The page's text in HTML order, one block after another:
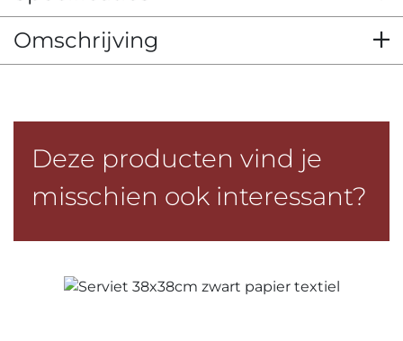
Omschrijving
Deze producten vind je
misschien ook interessant?